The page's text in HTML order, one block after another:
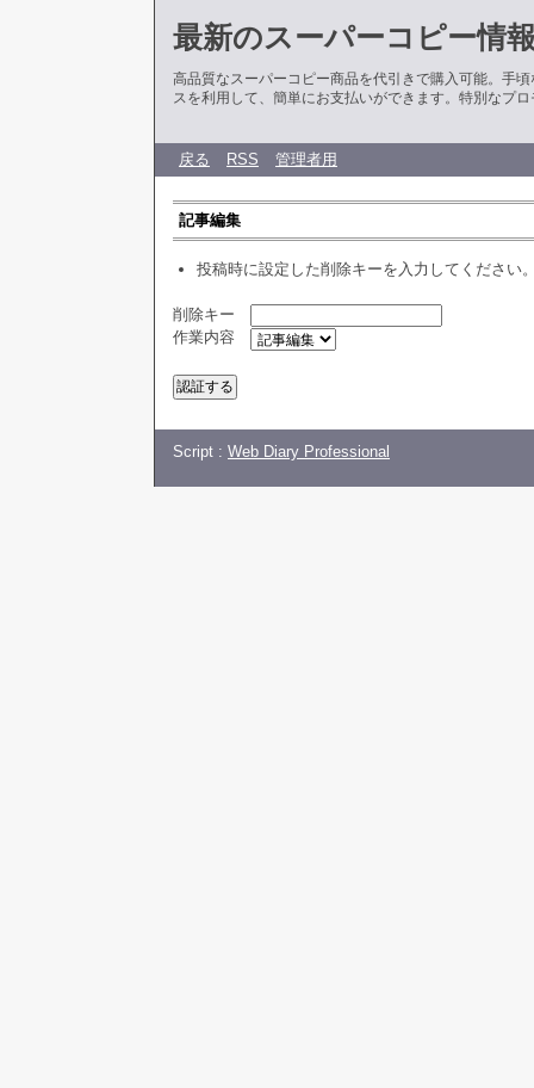
最新のスーパーコピー情
高品質なスーパーコピー商品を代引きで購入可能。手
スを利用して、簡単にお支払いができます。特別なプ
戻る RSS 管理者用
記事編集
投稿時に設定した削除キーを入力してください
削除キー
作業内容
Script : Web Diary Professional